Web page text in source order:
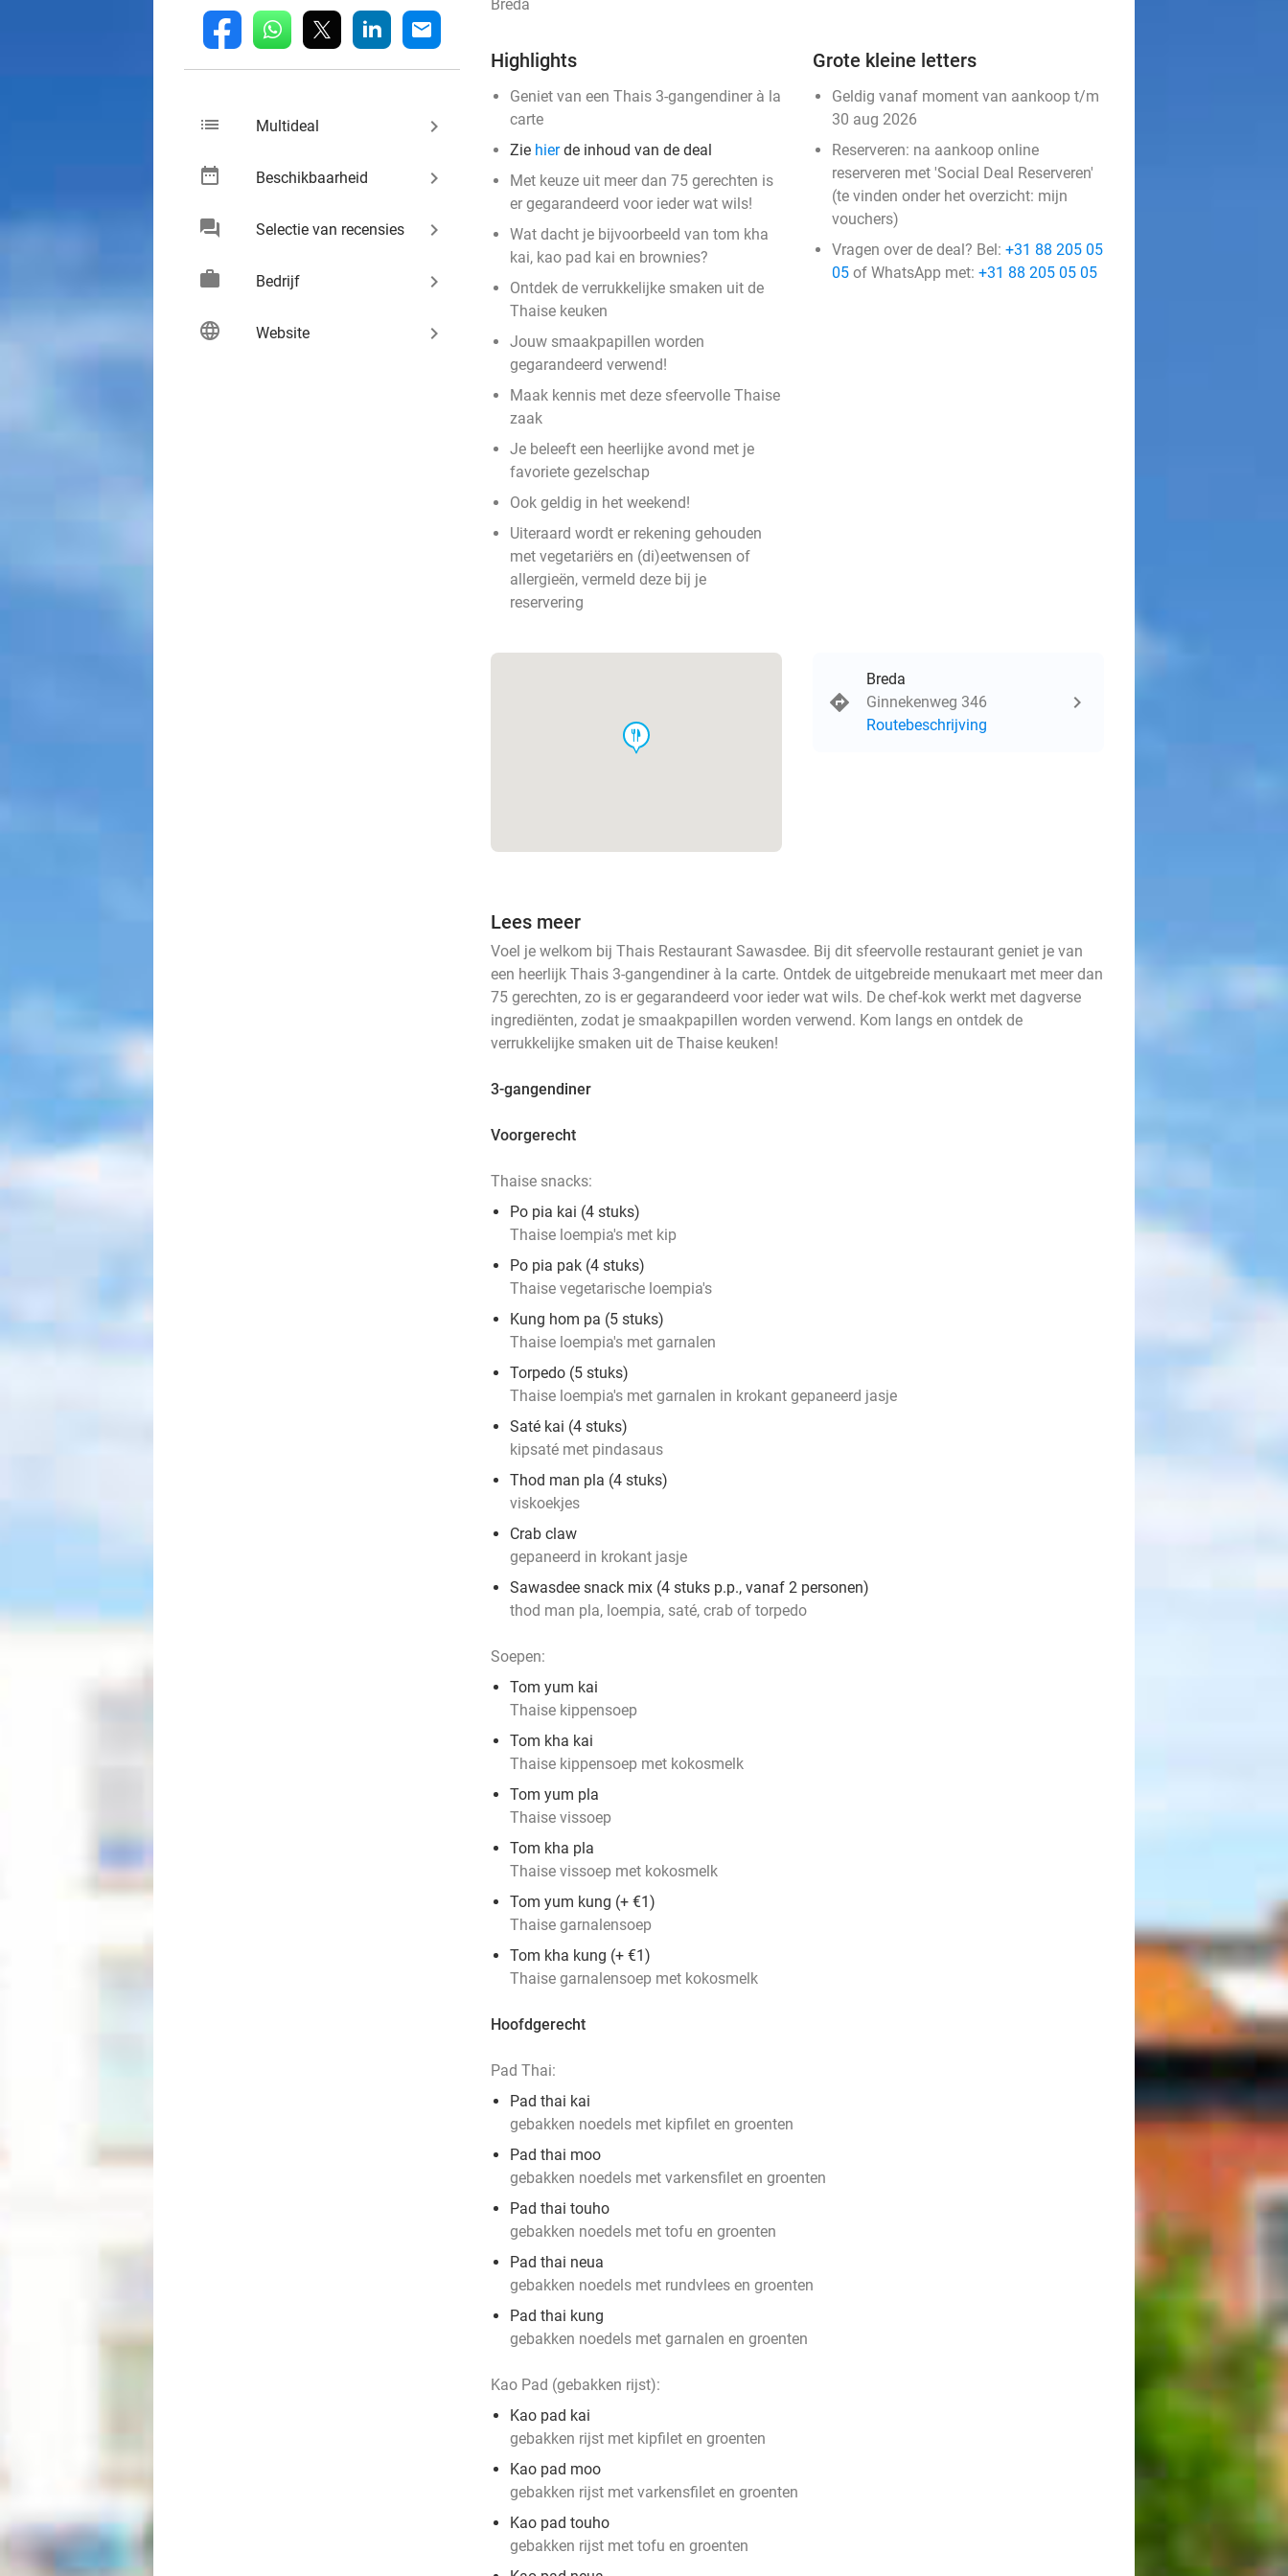
fb whatsapp linkedin mail
list Multideal keyboard_arrow_right
date_range Beschikbaarheid keyboard_arrow_right
chat Selectie van recensies keyboard_arrow_right
work Bedrijf keyboard_arrow_right
language Website keyboard_arrow_right
Breda
Highlights
Geniet van een Thais 3-gangendiner à la
carte
Zie hierde inhoud van de deal
Met keuze uit meer dan 75 gerechten is
er gegarandeerd voor ieder wat wils!
Wat dacht je bijvoorbeeld van tom kha
kai, kao pad kai en brownies?
Ontdek de verrukkelijke smaken uit de
Thaise keuken
Jouw smaakpapillen worden
gegarandeerd verwend!
Maak kennis met deze sfeervolle Thaise
zaak
Je beleeft een heerlijke avond met je
favoriete gezelschap
Ook geldig in het weekend!
Uiteraard wordt er rekening gehouden
met vegetariërs en (di)eetwensen of
allergieën, vermeld deze bij je
reservering
Grote kleine letters
Geldig vanaf moment van aankoop t/m
30 aug 2026
Reserveren: na aankoop online
reserveren met 'Social Deal Reserveren'
(te vinden onder het overzicht: mijn
vouchers)
Vragen over de deal? Bel: +31 88 205 05
05 of WhatsApp met: +31 88 205 05 05
food
Breda
Ginnekenweg 346
Routebeschrijving
Lees meer
Voel je welkom bij Thais Restaurant Sawasdee. Bij dit sfeervolle restaurant geniet je van
een heerlijk Thais 3-gangendiner à la carte. Ontdek de uitgebreide menukaart met meer dan
75 gerechten, zo is er gegarandeerd voor ieder wat wils. De chef-kok werkt met dagverse
ingrediënten, zodat je smaakpapillen worden verwend. Kom langs en ontdek de
verrukkelijke smaken uit de Thaise keuken!
3-gangendiner
Voorgerecht
Thaise snacks:
Po pia kai (4 stuks)
Thaise loempia's met kip
Po pia pak (4 stuks)
Thaise vegetarische loempia's
Kung hom pa (5 stuks)
Thaise loempia's met garnalen
Torpedo (5 stuks)
Thaise loempia's met garnalen in krokant gepaneerd jasje
Saté kai (4 stuks)
kipsaté met pindasaus
Thod man pla (4 stuks)
viskoekjes
Crab claw
gepaneerd in krokant jasje
Sawasdee snack mix (4 stuks p.p., vanaf 2 personen)
thod man pla, loempia, saté, crab of torpedo
Soepen:
Tom yum kai
Thaise kippensoep
Tom kha kai
Thaise kippensoep met kokosmelk
Tom yum pla
Thaise vissoep
Tom kha pla
Thaise vissoep met kokosmelk
Tom yum kung (+ €1)
Thaise garnalensoep
Tom kha kung (+ €1)
Thaise garnalensoep met kokosmelk
Hoofdgerecht
Pad Thai:
Pad thai kai
gebakken noedels met kipfilet en groenten
Pad thai moo
gebakken noedels met varkensfilet en groenten
Pad thai touho
gebakken noedels met tofu en groenten
Pad thai neua
gebakken noedels met rundvlees en groenten
Pad thai kung
gebakken noedels met garnalen en groenten
Kao Pad (gebakken rijst):
Kao pad kai
gebakken rijst met kipfilet en groenten
Kao pad moo
gebakken rijst met varkensfilet en groenten
Kao pad touho
gebakken rijst met tofu en groenten